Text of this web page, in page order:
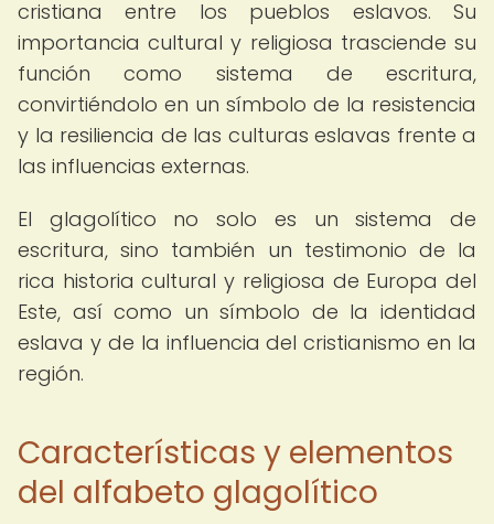
cristiana entre los pueblos eslavos. Su
importancia cultural y religiosa trasciende su
función como sistema de escritura,
convirtiéndolo en un símbolo de la resistencia
y la resiliencia de las culturas eslavas frente a
las influencias externas.
El glagolítico no solo es un sistema de
escritura, sino también un testimonio de la
rica historia cultural y religiosa de Europa del
Este, así como un símbolo de la identidad
eslava y de la influencia del cristianismo en la
región.
Características y elementos
del alfabeto glagolítico